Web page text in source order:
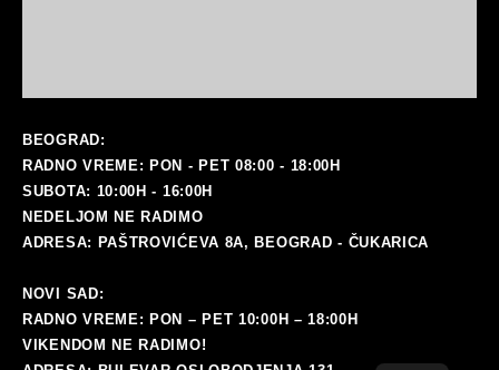
BEOGRAD:
RADNO VREME: PON - PET 08:00 - 18:00H
SUBOTA: 10:00H - 16:00H
NEDELJOM NE RADIMO
ADRESA: PAŠTROVIĆEVA 8A, BEOGRAD - ČUKARICA
NOVI SAD:
RADNO VREME: PON – PET 10:00H – 18:00H
VIKENDOM NE RADIMO!